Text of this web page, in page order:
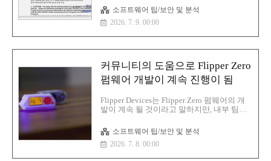
명:UNIMAC Policy Letter 6 MACHA
을 해서 사용자..
소프트웨어 팁/보안 및 분석
2026. 7. 9. 00:00
커뮤니티의 도움으로 Flipper Zero
펌웨어 개발이 계속 진행이 됨
Flipper Devices는 Flipper Zero 펌웨어의 개
발이 계속 될 것이라고 말하지만, 내부 팀은
의존도가 높아졌습니다.해당 발표는 가제트
제조업체가 Flipper One 오픈 Linux 플랫폼
과 같은 새로운 장치를 구축하는 데 집중하
소프트웨어 팁/보안 및 분석
2026. 7. 8. 00:00